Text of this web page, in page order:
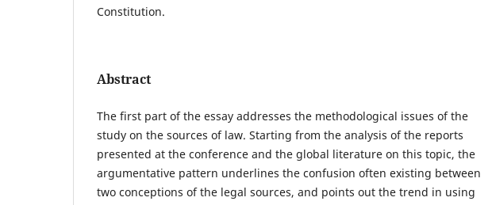
Constitution.
Abstract
The first part of the essay addresses the methodological issues of the
study on the sources of law. Starting from the analysis of the reports
presented at the conference and the global literature on this topic, the
argumentative pattern underlines the confusion often existing between
two conceptions of the legal sources, and points out the trend in using